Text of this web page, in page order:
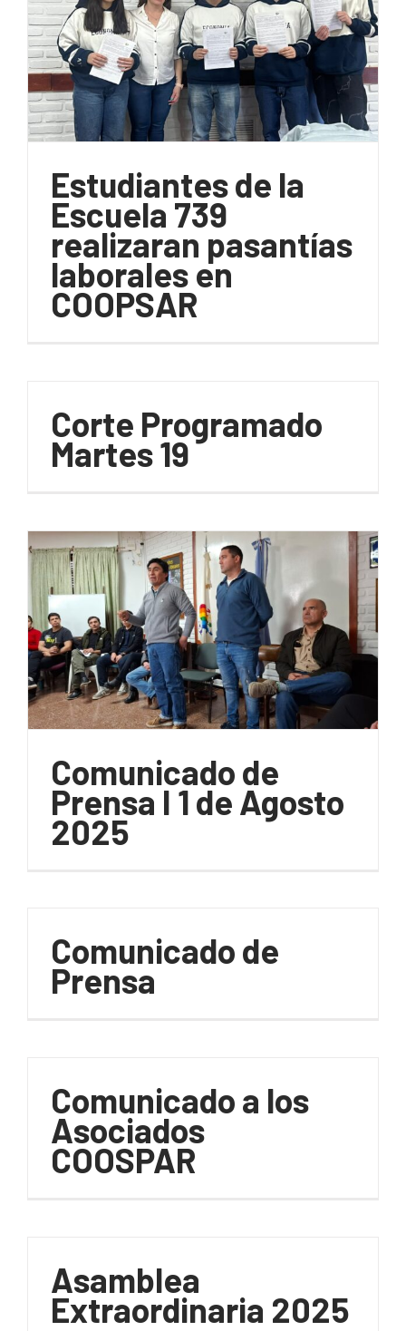
Estudiantes de la
Escuela 739
realizaran pasantías
laborales en
COOPSAR
Corte Programado
Martes 19
Comunicado de
Prensa I 1 de Agosto
2025
Comunicado de
Prensa
Comunicado a los
Asociados
COOSPAR
Asamblea
Extraordinaria 2025